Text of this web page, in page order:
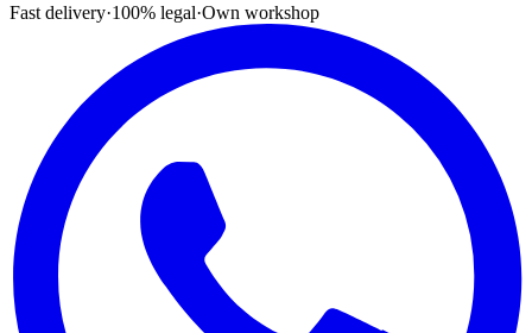
Fast delivery·100% legal·Own workshop